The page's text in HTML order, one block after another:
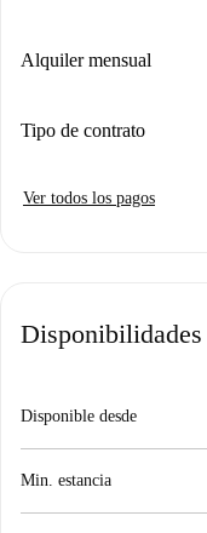
Alquiler mensual
Tipo de contrato
Ver todos los pagos
Disponibilidades
Disponible desde
Min. estancia